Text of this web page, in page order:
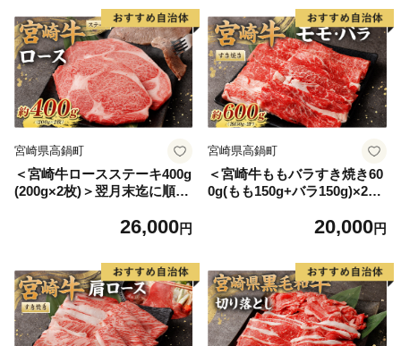
宮崎県高鍋町
＜宮崎牛ロースステーキ400g
(200g×2枚)＞翌月末迄に順次
26,000円
宮崎県高鍋町
＜宮崎牛ももバラすき焼き60
0g(もも150g+バラ150g)×2P
牛 宮崎牛 牛 もも バラ すき
20,000円